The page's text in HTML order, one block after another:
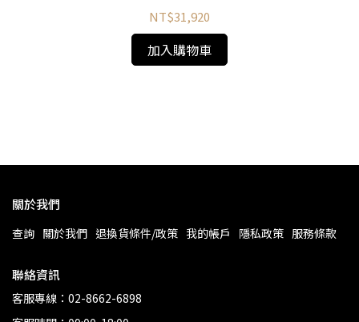
NT$31,920
加入購物車
關於我們
查詢 關於我們 退換貨條件/政策 我的帳戶 隱私政策 服務條款
聯絡資訊
客服專線：02-8662-6898